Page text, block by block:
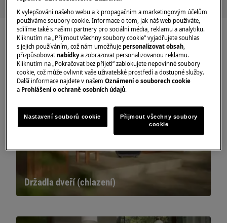
Držadla dveří (chlazení)
K vylepšování našeho webu a k propagačním a marketingovým účelům
používáme soubory cookie. Informace o tom, jak náš web používáte,
sdílíme také s našimi partnery pro sociální média, reklamu a analytiku.
Kliknutím na „Přijmout všechny soubory cookie“ vyjadřujete souhlas
s jejich používáním, což nám umožňujepersonalizovat obsah,
přizpůsobovatnabídkya zobrazovat personalizovanou reklamu.
Kliknutím na „Pokračovat bez přijetí“ zablokujete nepovinné soubory
cookie, což může ovlivnit vaše uživatelské prostředí a dostupné služby.
Další informace najdete v našemOznámení o souborech cookie
a Prohlášení o ochraně osobních údajů.
Nastavení souborů cookie
Přijmout všechny soubory
cookie